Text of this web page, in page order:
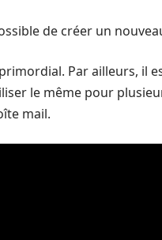
de créer un
Par ailleurs, il
le même pour
mail.